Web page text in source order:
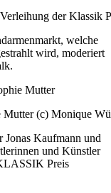
der Klassik
welche
wird, moderiert
(c) Monique
Kaufmann und
und Künstler
Preis